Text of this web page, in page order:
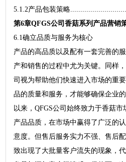
5.1.2产品包装策略
第6章QFGS公司香菇系列产品营销
6.1确立品质与服务为核心
产品的高品质以及配有一套完善的
产和销售的过程中尤为关键。同样
司视为帮助他们快速进入市场的重
品的质量和服务，才能够确保企业
以来，QFGS公司始终致力于香菇
产品品质，在市场中赢得了广泛的
意度。但售后服务实力不强、售后
致出现了大批量客户流失的现象，